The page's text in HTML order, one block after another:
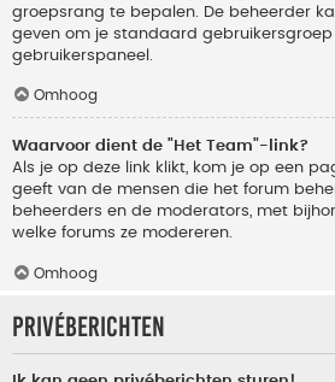
groepsrang te bepalen. De beheerder
geven om je standaard
gebruikerspaneel.
Omhoog
Waarvoor dient de "Het Team"-link?
Als je op deze link klikt, kom je op een
geeft van de mensen die het forum
beheerders en de moderators, met
welke forums ze modereren.
Omhoog
Privéberichten